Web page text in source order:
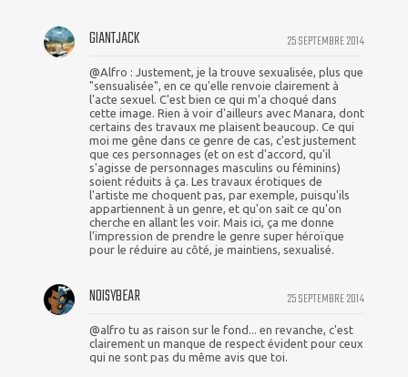
25 SEPTEMBRE 2014
GIANTJACK
@Alfro : Justement, je la trouve sexualisée, plus que
"sensualisée", en ce qu'elle renvoie clairement à
l'acte sexuel. C'est bien ce qui m'a choqué dans
cette image. Rien à voir d'ailleurs avec Manara, dont
certains des travaux me plaisent beaucoup. Ce qui
moi me gêne dans ce genre de cas, c'est justement
que ces personnages (et on est d'accord, qu'il
s'agisse de personnages masculins ou féminins)
soient réduits à ça. Les travaux érotiques de
l'artiste me choquent pas, par exemple, puisqu'ils
appartiennent à un genre, et qu'on sait ce qu'on
cherche en allant les voir. Mais ici, ça me donne
l'impression de prendre le genre super héroïque
pour le réduire au côté, je maintiens, sexualisé.
25 SEPTEMBRE 2014
NOISYBEAR
@alfro tu as raison sur le fond... en revanche, c'est
clairement un manque de respect évident pour ceux
qui ne sont pas du même avis que toi.